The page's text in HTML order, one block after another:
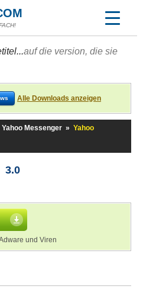
auf die version, die sie
Alle Downloads anzeigen
Yahoo Messenger » Yahoo
3.0
und Viren